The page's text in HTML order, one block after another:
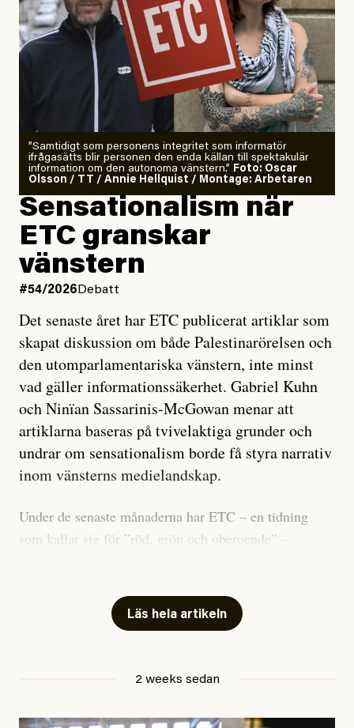
”Samtidigt som personens integritet som informatör
ifrågasätts blir personen den enda källan till spektakulär
information om den autonoma vänstern.” Foto: Oscar
Olsson / TT / Annie Hellquist / Montage: Arbetaren
Sensationalism när
ETC granskar
vänstern
#54/2026 Debatt
Det senaste året har ETC publicerat artiklar som
skapat diskussion om både Palestinarörelsen och
den utomparlamentariska vänstern, inte minst
vad gäller informationssäkerhet. Gabriel Kuhn
och Ninïan Sassarinis-McGowan menar att
artiklarna baseras på tvivelaktiga grunder och
undrar om sensationalism borde få styra narrativ
inom vänsterns medielandskap.
Under de senaste månaderna har ETC – en tidning
som kallar sig för ”röd, grön och oberoende” –
skriver för? Vad betyder det att vara en ”röd, grön och
oberoende” tidning? Och vad är egentligen bra
Läs hela artikeln
2 weeks sedan